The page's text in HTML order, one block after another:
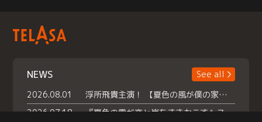
NEWS
See all
2026.08.01
浮所飛貴主演！ 【夏色の風が僕の家にやってきた】 本日よりテラサで独占配信スタート！
2026.07.18
『夏色の雲が恋と嵐をまきおこす』スペシャルメイキング 【Part1】2026年７月18日（土）23時30分～配信スタート！話題のシーンの裏側を大公開！豪華キャスト大集合！ 『武宮家 真夏の家族会議』開催！